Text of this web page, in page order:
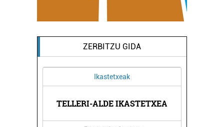
ZERBITZU GIDA
Ikastetxeak
TELLERI-ALDE IKASTETXEA